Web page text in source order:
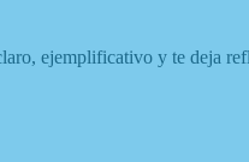
ejemplificativo y te deja